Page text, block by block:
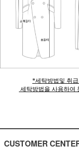
*세탁방법및 취
세탁방법을 사용하여
CUSTOMER